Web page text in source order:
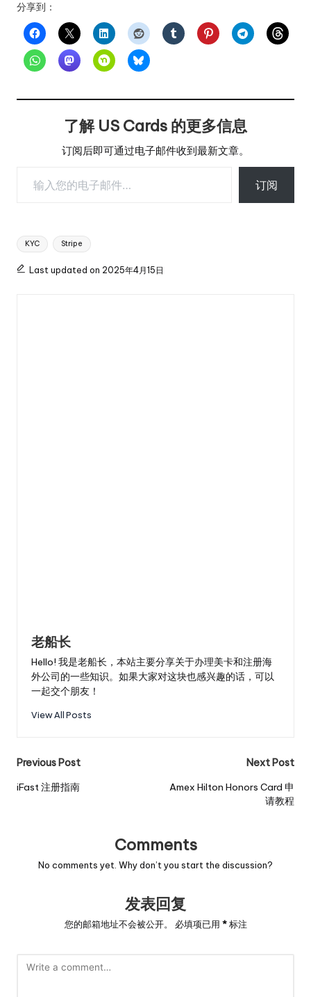
分享到：
了解 US Cards 的更多信息
订阅后即可通过电子邮件收到最新文章。
订阅
Tags:
KYC Stripe
Last updated on 2025年4月15日
老船长
Hello! 我是老船长，本站主要分享关于办理美卡和注册海
外公司的一些知识。如果大家对这块也感兴趣的话，可以
一起交个朋友！
View All Posts
Post
navigation
Previous Post
iFast 注册指南
Next Post
Amex Hilton Honors Card 申
请教程
Comments
No comments yet. Why don’t you start the discussion?
发表回复
您的邮箱地址不会被公开。 必填项已用 *标注